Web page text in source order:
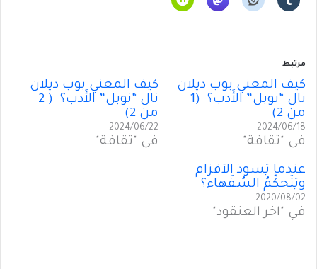
مرتبط
كيف المغنّي بوب ديلان
نال “نوبل” الأَدب؟ (1
من 2)
2024/06/18
في "ثقافة"
كيف المغنّي بوب ديلان
نال “نوبل” الأَدب؟ ( 2
من 2)
2024/06/22
في "ثقافة"
عندما يَسودُ الأقزام
ويَتَحكَّمُ السُفَهاء؟
2020/08/02
في "آخر العنقود"